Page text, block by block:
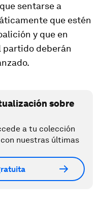
sentarse a
que estén
y que en
partido deberán
sobre
a tu colección
nuestras últimas